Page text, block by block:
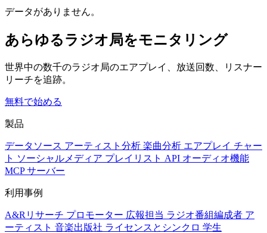
データがありません。
あらゆるラジオ局をモニタリング
世界中の数千のラジオ局のエアプレイ、放送回数、リスナー
リーチを追跡。
無料で始める
製品
データソース アーティスト分析 楽曲分析 エアプレイ チャー
ト ソーシャルメディア プレイリスト API オーディオ機能
MCP サーバー
利用事例
A&Rリサーチ プロモーター 広報担当 ラジオ番組編成者 ア
ーティスト 音楽出版社 ライセンスとシンクロ 学生